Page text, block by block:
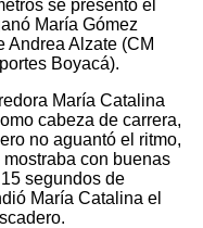
se presentó el
María Gómez
Andrea Alzate (CM
Boyacá).
María Catalina
cabeza de carrera,
no aguantó el ritmo,
con buenas
segundos de
María Catalina el